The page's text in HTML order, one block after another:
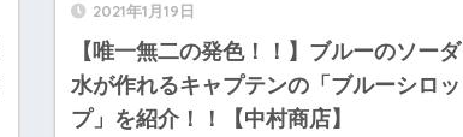
2021年1月19日
【唯一無二の発色！！】ブルーのソーダ
水が作れるキャプテンの「ブルーシロッ
プ」を紹介！！【中村商店】